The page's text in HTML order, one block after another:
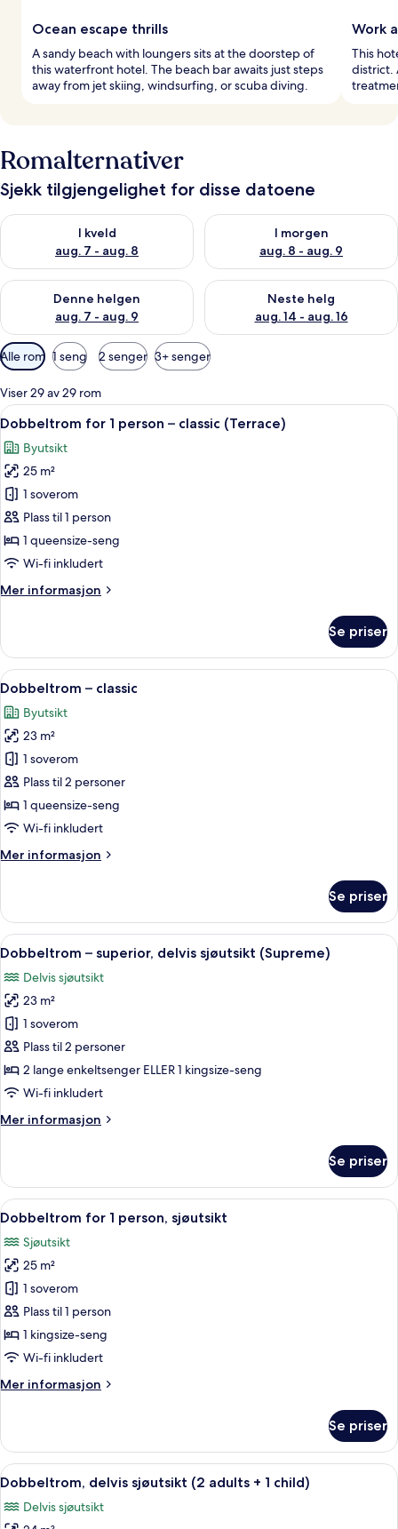
Ocean escape thrills
A sandy beach with loungers sits at the doorstep of
this waterfront hotel. The beach bar awaits just steps
away from jet skiing, windsurfing, or scuba diving.
Work
This
district.
Romalternativer
Sjekk tilgjengelighet for disse datoene
I kveld
aug. 7 - aug. 8
Sjekk tilgjengelighet for i kveld, aug. 7 - aug. 8
I morgen
aug. 8 - aug. 9
Sjekk tilgjengelighet for i
Denne helgen
aug. 7 - aug. 9
Sjekk tilgjengelighet for denne helgen, aug. 7 - aug. 9
Neste helg
aug. 14 - aug. 16
Sjekk tilgjengelighet for neste
Tilgjengelige
filtre
for
rom
Alle rom 1 seng 2 senger 3+ senger
Viser 29 av 29 rom
Åpne
alle
bildene
av
Dobbeltrom
for
1
person
classic
Sengetøy av topp kvalitet, memory
6
Dobbeltrom for 1 person – classic (Terrace)
Byutsikt
25 m²
1 soverom
Plass til 1 person
1 queensize-seng
Wi-fi inkludert
Mer informasjon
Mer
for
person
classic
(Terrace)
Se priser
Åpne
alle
bildene
av
Dobbeltrom
–
classic
Sengetøy av topp kvalitet, memory
5
Dobbeltrom – classic
Byutsikt
23 m²
1 soverom
Plass til 2 personer
1 queensize-seng
Wi-fi inkludert
Mer informasjon
Mer
–
classic
Se priser
Åpne
alle
bildene
av
Dobbeltrom
–
superior,
delvis
(Supreme)
8
Dobbeltrom – superior, delvis sjøutsikt (Supreme)
Delvis sjøutsikt
23 m²
1 soverom
Plass til 2 personer
2 lange enkeltsenger ELLER 1 kingsize-seng
Wi-fi inkludert
Mer informasjon
Mer
–
superior,
delvis
(Supreme)
Se priser
Åpne
alle
bildene
av
Dobbeltrom
for
1
person,
7
Dobbeltrom for 1 person, sjøutsikt
Sjøutsikt
25 m²
1 soverom
Plass til 1 person
1 kingsize-seng
Wi-fi inkludert
Mer informasjon
Mer
for
person,
Se priser
Åpne
alle
bildene
Sengetøy av topp kvalitet, memory
6
Dobbeltrom, delvis sjøutsikt (2 adults + 1 child)
Delvis sjøutsikt